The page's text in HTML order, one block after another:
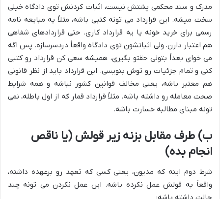
مدرک و سند محکمی پشتش نیست، اثبات کردنش توی دادگاه خیلی
سخت میشه. این قرارداد می تونه کتبی باشه، مثلاً یه مبایعه نامه
رسمی برای خرید خونه یا یه قرارداد کاری. حتی قراردادهای شفاهی
هم اعتبار دارن، ولی اثباتشون توی دادگاه واقعاً دردسرسازه. پس اگه
می خوای بعداً بتونی حقتو بگیری، همیشه سعی کن قرارداد رو کتبی
کنی و تمام جزئیات رو توش بنویسی. این قرارداد باید از نظر قانونی
هم معتبر باشه، یعنی مخالف قوانین کشور نباشه و همه شرایط
صحت معامله رو داشته باشه. مثلاً قرارداد قمار که از اول باطله، نمی
تونه مبنای مطالبه خسارت باشه.
ب) طرف مقابل بزنه زیر قولش (یا ناقص
انجام بده)
شرط دوم اینه که مدیون، یعنی کسی که تعهد رو برعهده داشته،
واقعاً به قولش عمل نکرده باشه. این عمل نکردن می تونه چند